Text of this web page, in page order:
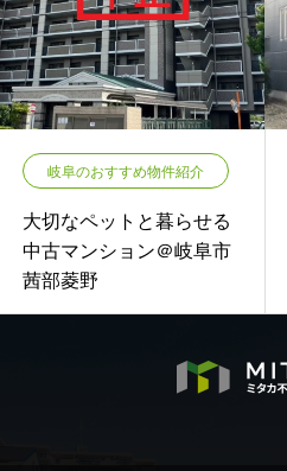
岐阜のおすすめ物件紹介
大切なペットと暮らせる
中古マンション＠岐阜市
茜部菱野